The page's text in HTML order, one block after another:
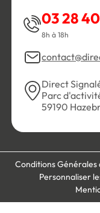
03 28
8h à 18h
Direct
Parc
59190
Conditions Générales
Personnaliser